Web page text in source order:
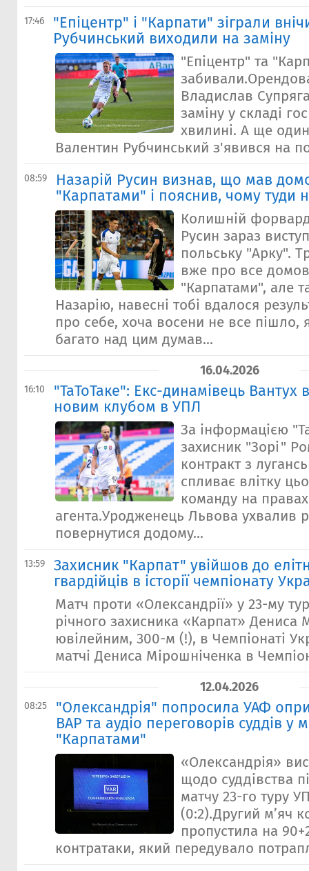
17:46
"Епіцентр" і "Карпати" зіграли
Рубчинський виходили на заміну
"Епіцентр" та
Владислав
заміну у складі
хвилині. А ще
Валентин Рубчинський з'явився на
08:59
Назарій Русин визнав, що мав
"Карпатами" і пояснив, чому туди
Колишній
Русин зараз
польську "Арку".
вже про все
"Карпатами", але
Назарію, навесні тобі вдалося
про себе, хоча восени не все пішло,
багато над цим думав...
16.04.2026
16:10
"ТаТоТаке": Екс-динамівець Вантух
новим клубом в УПЛ
За інформацією
захисник "Зорі"
контракт з
спливає влітку
команду на
агента.Уродженець Львова ухвалив
повернутися додому...
13:59
Захисник "Карпат" увійшов до
гвардійців в історії чемпіонату
Матч проти «Олександрії» у 23-му
річного захисника «Карпат» Дениса
ювілейним, 300-м (!), в Чемпіонаті
матчі Дениса Мірошніченка в
12.04.2026
08:25
"Олександрія" попросила УАФ
ВАР та аудіо переговорів суддів у
"Карпатами"
«Олександрія»
щодо суддівства
матчу 23-го туру
(0:2).Другий мʼяч
пропустила на
контратаки, який передувало